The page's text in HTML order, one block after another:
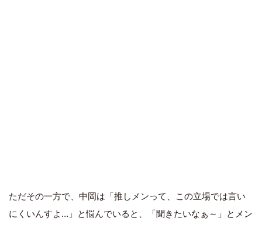
ただその一方で、中岡は「推しメンって、この立場では言い
にくいんすよ…」と悩んでいると、「聞きたいなぁ～」とメン